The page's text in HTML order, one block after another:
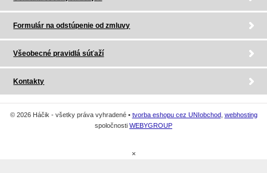
Formulár na odstúpenie od zmluvy
Všeobecné pravidlá súťaží
Kontakty
© 2026 Háčik - všetky práva vyhradené • tvorba eshopu cez UNIobchod, webhosting
spoločnosti WEBYGROUP
×